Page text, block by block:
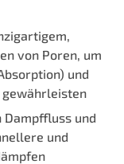
von Poren, um
und
und
und